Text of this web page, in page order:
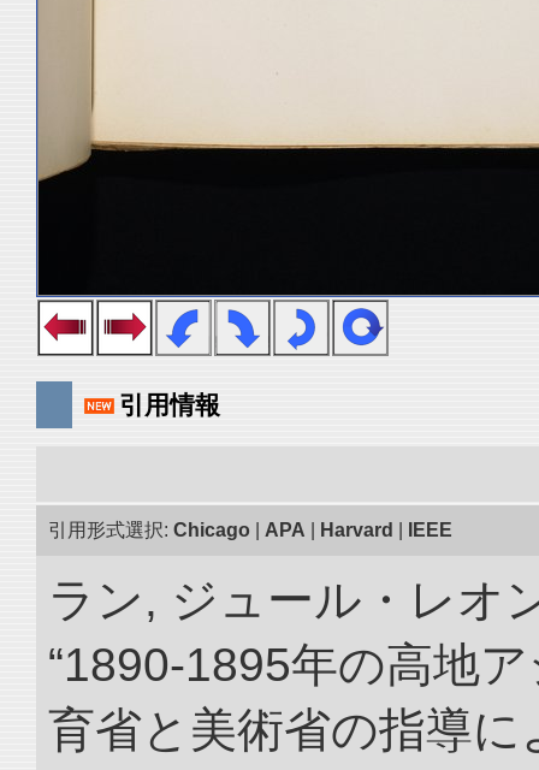
引用情報
引用形式選択: Chicago APA Harvard IEEE
ラン, ジュール・レオ
“1890-1895年の高地
育省と美術省の指導に